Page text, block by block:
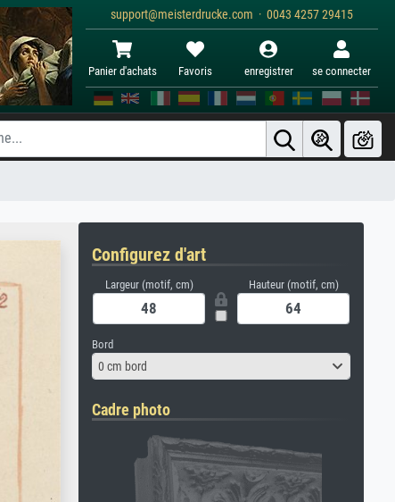
support@meisterdrucke.com · 0043 4257 29415
Panier d'achats Favoris enregistrer se connecter
Configurez d'art
Largeur (motif, cm) Hauteur (motif, cm)
Bord
0 cm bord
Cadre photo